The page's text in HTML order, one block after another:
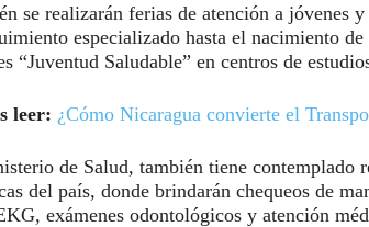
se realizarán ferias de atención a jóvenes
especializado hasta el nacimiento
“Juventud Saludable” en centros de
leer: ¿Cómo Nicaragua convierte el
de Salud, también tiene contemplado
del país, donde brindarán chequeos de
exámenes odontológicos y atención